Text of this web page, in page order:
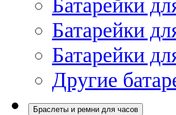
Батарейки
Батарейки
Батарейки
Другие
Браслеты и ремни для часов